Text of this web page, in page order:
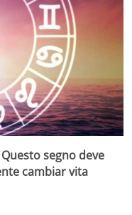
segno deve
cambiar vita